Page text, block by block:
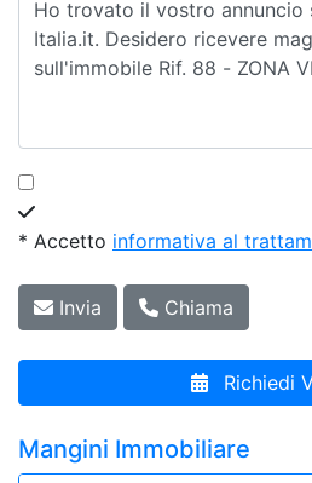
* Accetto informativa al
Invia Chiama
Richiedi
Mangini Immobiliare